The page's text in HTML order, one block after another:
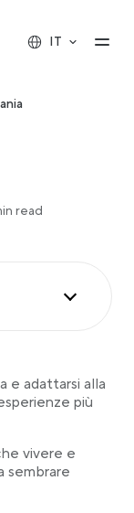
IT
read
e adattarsi alla
più
vivere e
sembrare